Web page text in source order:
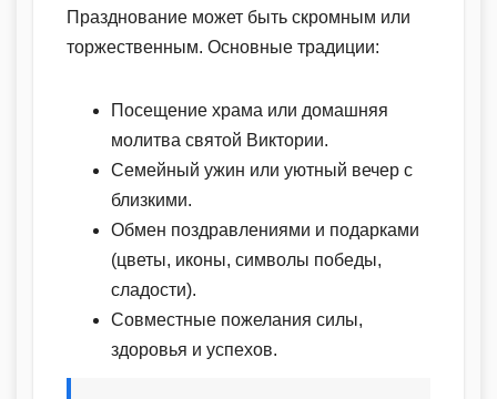
Празднование может быть скромным или
торжественным. Основные традиции:
Посещение храма или домашняя
молитва святой Виктории.
Семейный ужин или уютный вечер с
близкими.
Обмен поздравлениями и подарками
(цветы, иконы, символы победы,
сладости).
Совместные пожелания силы,
здоровья и успехов.